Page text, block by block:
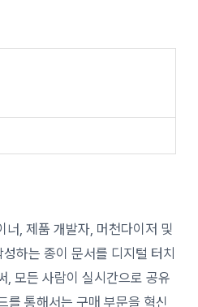
너, 제품 개발자, 머천다이저 및
하는 종이 문서를 디지털 터치
, 모든 사람이 실시간으로 공유
를 통해서는 구매 부문을 혁신